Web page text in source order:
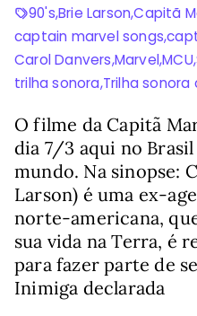
90's,Brie Larson,Capitã
captain marvel songs,
Carol Danvers,Marvel,MCU,
trilha sonora,Trilha
O filme da Capitã
dia 7/3 aqui no
mundo. Na sinopse:
Larson) é uma ex-
norte-americana,
sua vida na Terra, é
para fazer parte de
Inimiga declarada